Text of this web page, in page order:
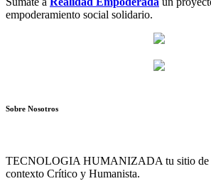
empoderamiento social solidario.
Sobre Nosotros
TECNOLOGIA HUMANIZADA tu sitio de
contexto Crítico y Humanista.